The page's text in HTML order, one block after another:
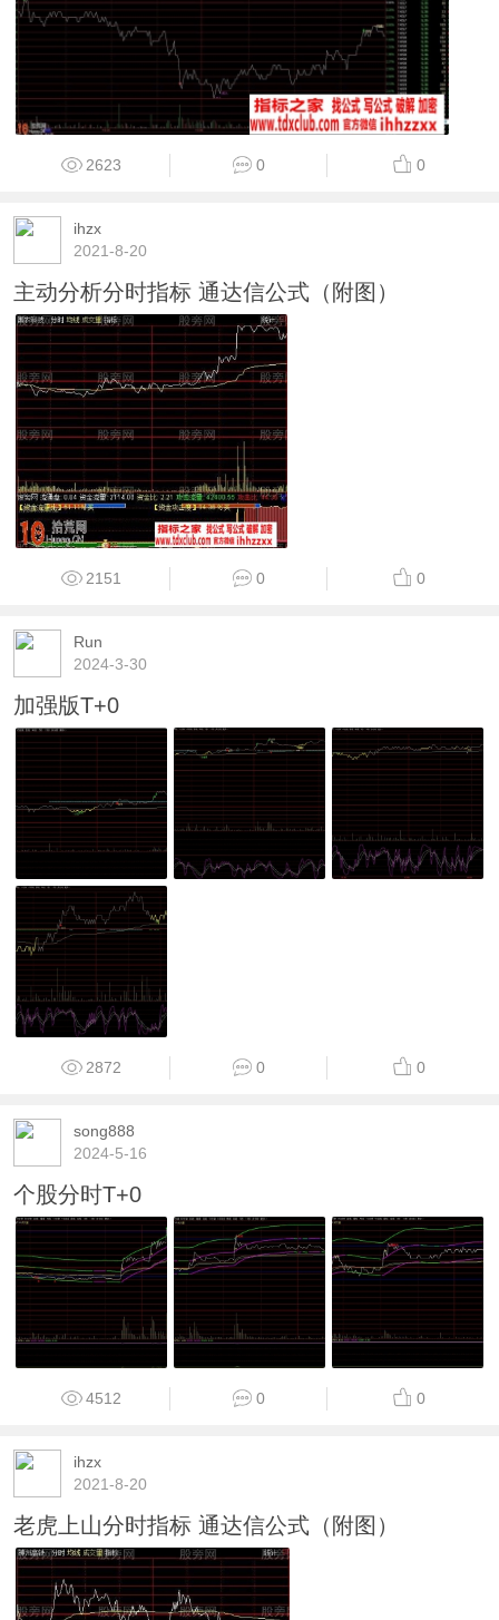
2623 0 0
ihzx
2021-8-20
主动分析分时指标 通达信公式（附图）
2151 0 0
Run
2024-3-30
加强版T+0
2872 0 0
song888
2024-5-16
个股分时T+0
4512 0 0
ihzx
2021-8-20
老虎上山分时指标 通达信公式（附图）